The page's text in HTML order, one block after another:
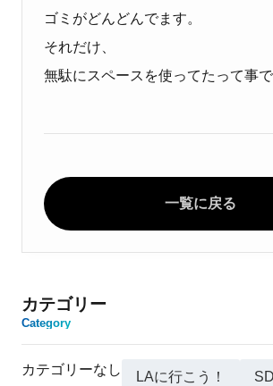
ゴミがどんどんでます。
それだけ、
無駄にスペースを使ってたって事で
一覧に戻る
カテゴリー
Category
カテゴリーなし LAに行こう！